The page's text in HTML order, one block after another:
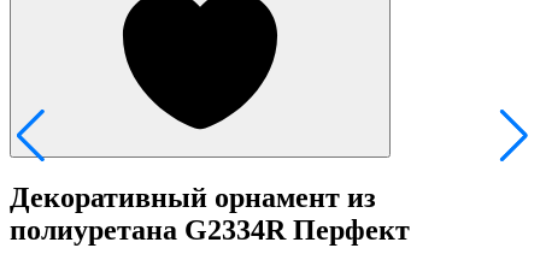
Декоративный орнамент из
полиуретана G2334R Перфект